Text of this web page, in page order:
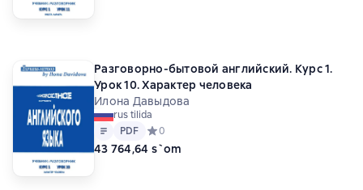
Разговорно-бытовой английский. Курс 1.
Урок 10. Характер человека
Илона Давыдова
rus tilida
Matn
PDF
PDF Средний рейтинг 0 на основе 0 оценок
0
43 764,64 s`om